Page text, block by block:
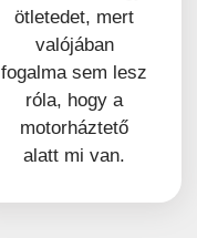
ötletedet, mert
valójában
fogalma sem lesz
róla, hogy a
motorháztető
alatt mi van.